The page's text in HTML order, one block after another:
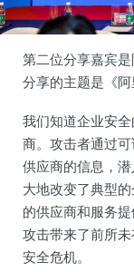
第二位分享嘉宾
分享的主题是《阿
我们知道企业安
商。攻击者通过
供应商的信息，
大地改变了典型
的供应商和服务
攻击带来了前所
安全危机。